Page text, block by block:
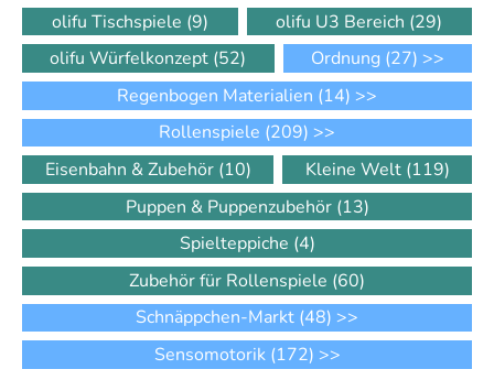
olifu Tischspiele (9) olifu U3 Bereich (29)
olifu Würfelkonzept (52) Ordnung (27) >>
Regenbogen Materialien (14) >>
Rollenspiele (209) >>
Eisenbahn & Zubehör (10) Kleine Welt (119)
Puppen & Puppenzubehör (13)
Spielteppiche (4)
Zubehör für Rollenspiele (60)
Schnäppchen-Markt (48) >>
Sensomotorik (172) >>